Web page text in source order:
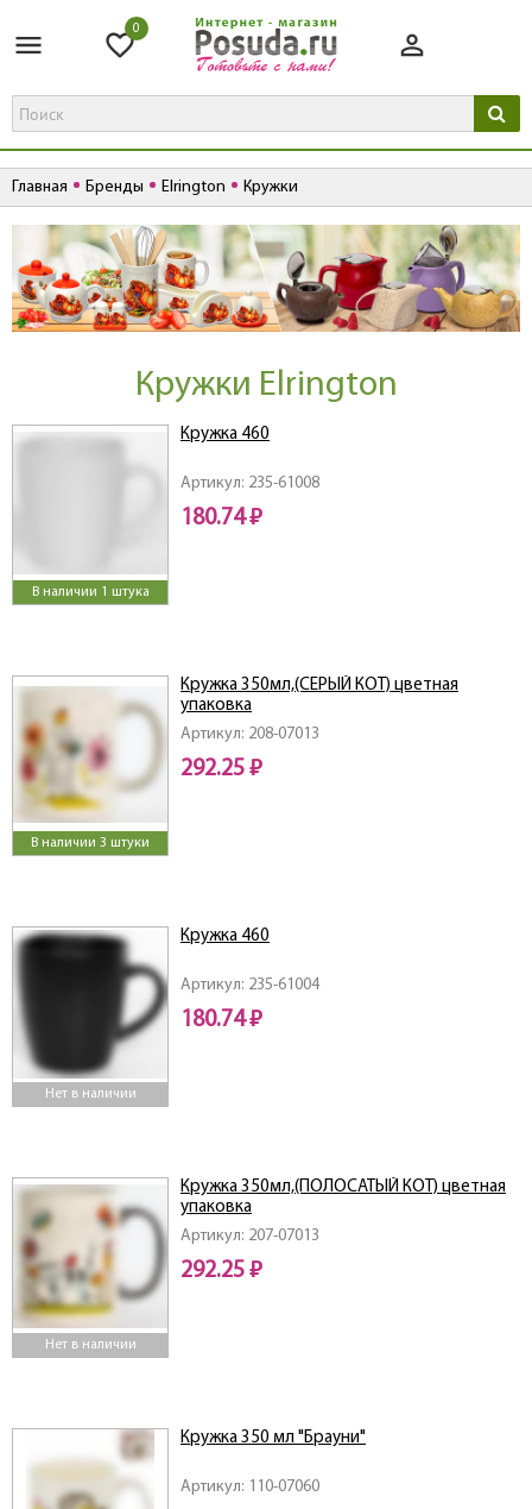
0
Главная Бренды Elrington Кружки
Кружки Elrington
В наличии 1 штука
Артикул: 235-61008
Кружка 460
180.74 ₽
В наличии 3 штуки
Артикул: 208-07013
Кружка 350мл,(СЕРЫЙ КОТ) цветная
упаковка
292.25 ₽
Нет в наличии
Артикул: 235-61004
Кружка 460
180.74 ₽
Нет в наличии
Артикул: 207-07013
Кружка 350мл,(ПОЛОСАТЫЙ КОТ) цветная
упаковка
292.25 ₽
Артикул: 110-07060
Кружка 350 мл "Брауни"